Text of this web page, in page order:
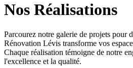
Nos Réalisations
Parcourez notre galerie de projets pour
Rénovation Lévis transforme vos
Chaque réalisation témoigne de notre
l'excellence et la qualité.